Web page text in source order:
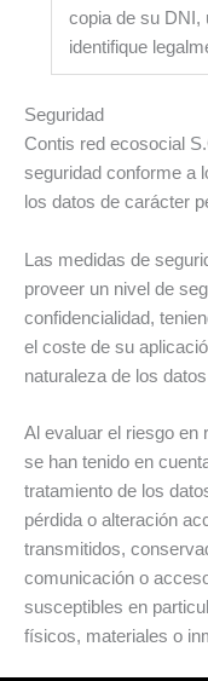
copia de su DNI,
identifique
Seguridad
Contis red ecosocial
seguridad conforme a
los datos de carácter
Las medidas de
proveer un nivel de
confidencialidad,
el coste de su
naturaleza de los
Al evaluar el riesgo en
se han tenido en
tratamiento de los
pérdida o alteración
transmitidos,
comunicación o
susceptibles en
físicos, materiales o